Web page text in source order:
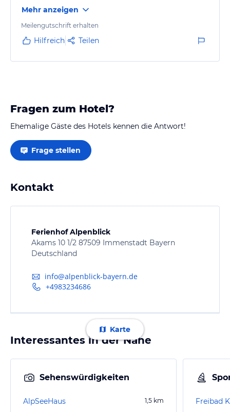
Mehr anzeigen
Meilengutschrift erhalten
Hilfreich Teilen
Fragen zum Hotel?
Ehemalige Gäste des Hotels kennen die Antwort!
Frage stellen
Kontakt
Ferienhof Alpenblick
Akams 10 1/2 87509 Immenstadt Bayern
Deutschland
info@alpenblick-bayern.de
+4983234686
Karte
Interessantes in der Nähe
Sehenswürdigkeiten
AlpSeeHaus 1,5 km Freibad